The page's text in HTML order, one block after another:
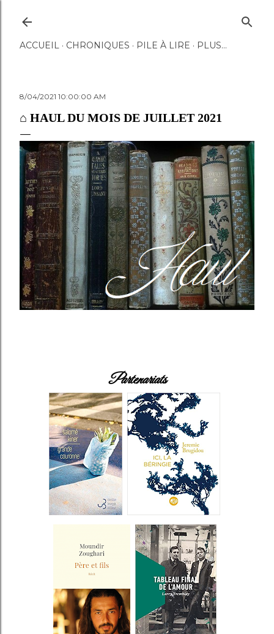
ACCUEIL CHRONIQUES PILE À LIRE PLUS…
8/04/2021 10:00:00 AM
⌂ HAUL DU MOIS DE JUILLET 2021
Partenariats